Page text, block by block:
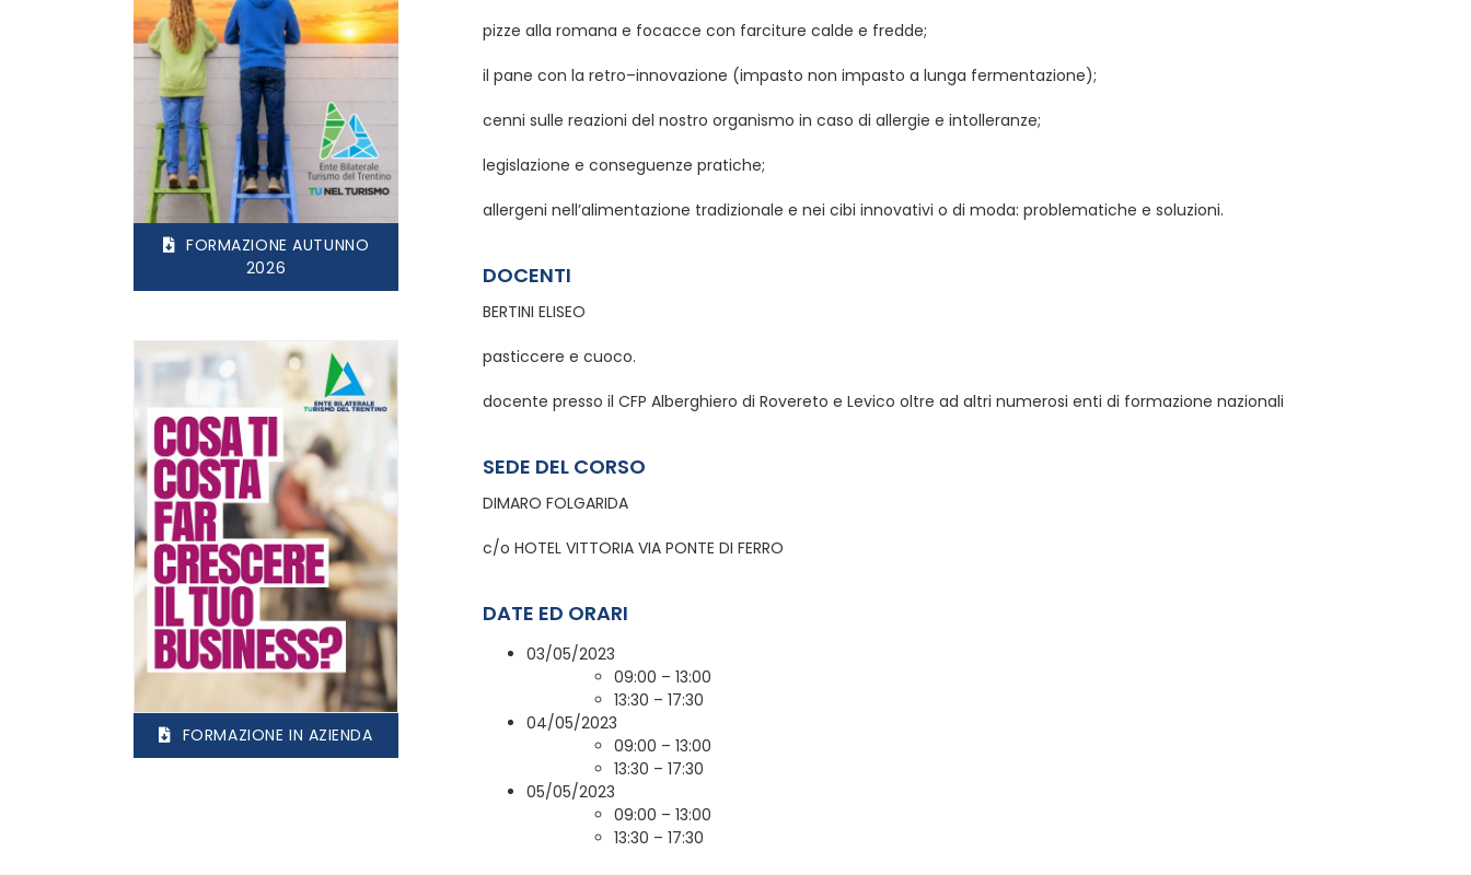
FORMAZIONE AUTUNNO
2026
FORMAZIONE IN AZIENDA
pizze alla romana e focacce con farciture calde e fredde;
il pane con la retro–innovazione (impasto non impasto a lunga fermentazione);
cenni sulle reazioni del nostro organismo in caso di allergie e intolleranze;
legislazione e conseguenze pratiche;
allergeni nell’alimentazione tradizionale e nei cibi innovativi o di moda: problematiche e soluzioni.
DOCENTI
BERTINI ELISEO
pasticcere e cuoco.
docente presso il CFP Alberghiero di Rovereto e Levico oltre ad altri numerosi enti di formazione nazionali
SEDE DEL CORSO
DIMARO FOLGARIDA
c/o HOTEL VITTORIA VIA PONTE DI FERRO
DATE ED ORARI
03/05/2023
09:00 – 13:00
13:30 – 17:30
04/05/2023
09:00 – 13:00
13:30 – 17:30
05/05/2023
09:00 – 13:00
13:30 – 17:30